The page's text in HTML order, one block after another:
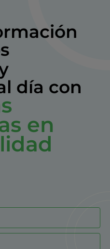
día con
en